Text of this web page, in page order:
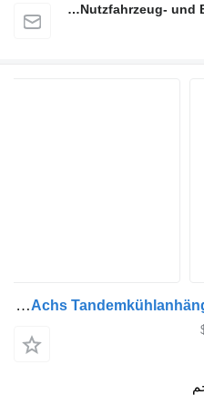
alga Nutzfahrzeug- und Baumaschinen GmbH & Co. KG
Mueller MUELLER-MITTELTAL 2-Achs Tandemkühlanhänger 7 m LBW*THERMOKING